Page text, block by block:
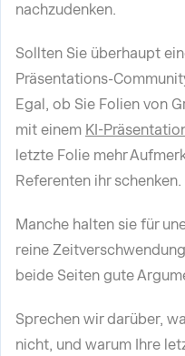
nachzudenken.
Sollten Sie überhaupt
Präsentations-
Egal, ob Sie Folien von
mit einem KI-
letzte Folie mehr
Referenten ihr schenken.
Manche halten sie für
reine
beide Seiten gute
Sprechen wir darüber,
nicht, und warum Ihre